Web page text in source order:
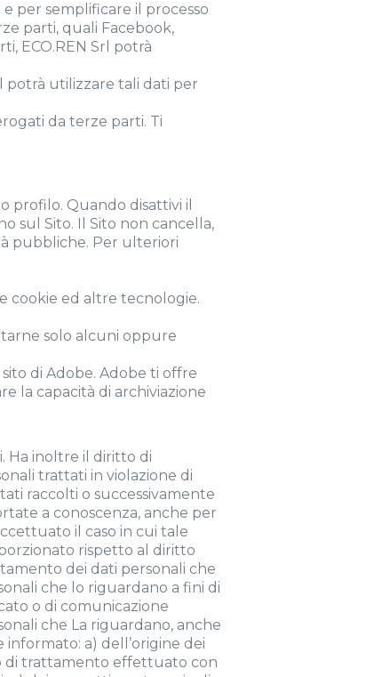
per semplificare il processo
parti, quali Facebook,
ECO.REN Srl potrà
potrà utilizzare tali dati per
da terze parti. Ti
profilo. Quando disattivi il
sul Sito. Il Sito non cancella,
pubbliche. Per ulteriori
cookie ed altre tecnologie.
solo alcuni oppure
di Adobe. Adobe ti offre
la capacità di archiviazione
Ha inoltre il diritto di
trattati in violazione di
raccolti o successivamente
a conoscenza, anche per
il caso in cui tale
rispetto al diritto
dei dati personali che
che lo riguardano a fini di
o di comunicazione
che La riguardano, anche
a) dell’origine dei
di trattamento effettuato con